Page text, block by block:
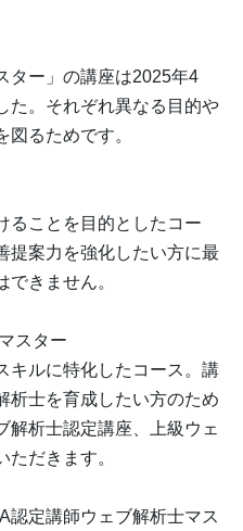
ター」の講座は2025年4
た。それぞれ異なる目的や
るためです。
ることを目的としたコー
提案力を強化したい方に最
きません。
スター
キルに特化したコース。講
析士を育成したい方のため
解析士認定講座、上級ウェ
だきます。
認定講師ウェブ解析士マス